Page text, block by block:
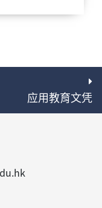
应用教育文凭